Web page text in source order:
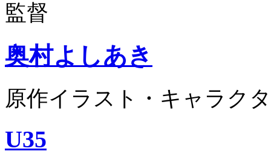
監督
奥村よしあき
原作イラスト・キャラク
U35